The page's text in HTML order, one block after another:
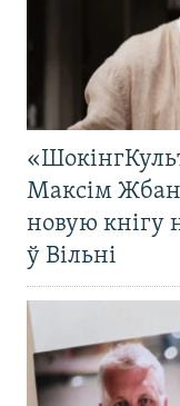
Максім
новую кнігу
ў Вільні